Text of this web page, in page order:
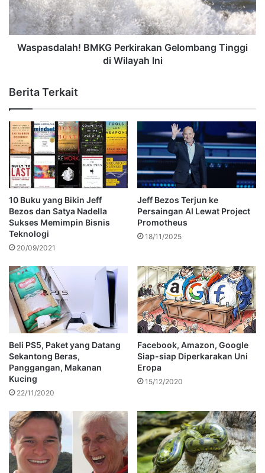
Waspasdalah! BMKG Perkirakan Gelombang Tinggi
di Wilayah Ini
Berita Terkait
10 Buku yang Bikin Jeff
Bezos dan Satya Nadella
Sukses Memimpin Bisnis
Teknologi
20/09/2021
Jeff Bezos Terjun ke
Persaingan AI Lewat Project
Promotheus
18/11/2025
Beli PS5, Paket yang Datang
Sekantong Beras,
Panggangan, Makanan
Kucing
22/11/2020
Facebook, Amazon, Google
Siap-siap Diperkarakan Uni
Eropa
15/12/2020